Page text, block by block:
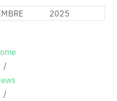
2025
/
/